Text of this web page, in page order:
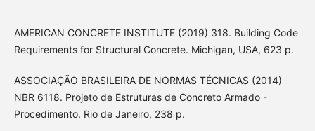
AMERICAN CONCRETE INSTITUTE (2019) 318. Building Code
Requirements for Structural Concrete. Michigan, USA, 623 p.
ASSOCIAÇÃO BRASILEIRA DE NORMAS TÉCNICAS (2014)
NBR 6118. Projeto de Estruturas de Concreto Armado -
Procedimento. Rio de Janeiro, 238 p.